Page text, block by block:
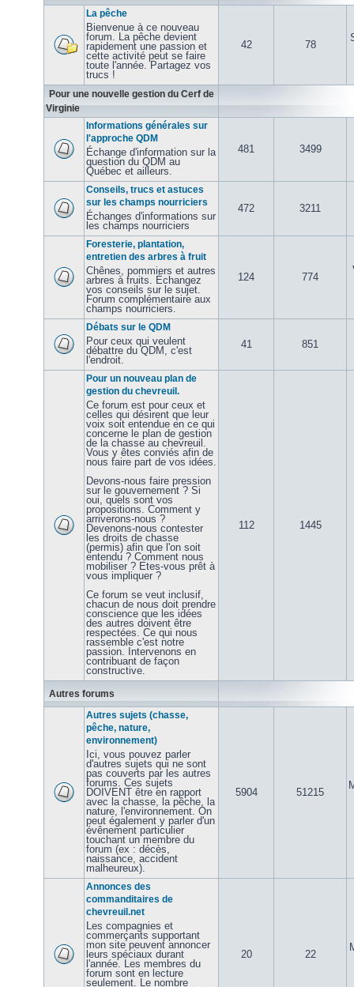
La pêche
Bienvenue à ce nouveau
forum. La pêche devient
rapidement une passion et
cette activité peut se faire
toute l'année. Partagez vos
trucs !
42 78
Pour une nouvelle gestion du Cerf de
Virginie
Informations générales sur
l'approche QDM
Échange d'information sur la
question du QDM au
Québec et ailleurs.
481 3499
Conseils, trucs et astuces
sur les champs nourriciers
Échanges d'informations sur
les champs nourriciers
472 3211
Foresterie, plantation,
entretien des arbres à fruit
Chênes, pommiers et autres
arbres à fruits. Échangez
vos conseils sur le sujet.
Forum complémentaire aux
champs nourriciers.
124 774
Débats sur le QDM
Pour ceux qui veulent
débattre du QDM, c'est
l'endroit.
41 851
Pour un nouveau plan de
gestion du chevreuil.
Ce forum est pour ceux et
celles qui désirent que leur
voix soit entendue en ce qui
concerne le plan de gestion
de la chasse au chevreuil.
Vous y êtes conviés afin de
nous faire part de vos idées.
Devons-nous faire pression
sur le gouvernement ? Si
oui, quels sont vos
propositions. Comment y
arriverons-nous ?
Devenons-nous contester
les droits de chasse
(permis) afin que l'on soit
entendu ? Comment nous
mobiliser ? Etes-vous prêt à
vous impliquer ?
Ce forum se veut inclusif,
chacun de nous doit prendre
conscience que les idées
des autres doivent être
respectées. Ce qui nous
rassemble c'est notre
passion. Intervenons en
contribuant de façon
constructive.
112 1445
Autres forums
Autres sujets (chasse,
pêche, nature,
environnement)
Ici, vous pouvez parler
d'autres sujets qui ne sont
pas couverts par les autres
forums. Ces sujets
DOIVENT être en rapport
avec la chasse, la pêche, la
nature, l'environnement. On
peut également y parler d'un
évênement particulier
touchant un membre du
forum (ex : décès,
naissance, accident
malheureux).
5904 51215
Annonces des
commanditaires de
chevreuil.net
Les compagnies et
commerçants supportant
mon site peuvent annoncer
leurs spéciaux durant
l'année. Les membres du
forum sont en lecture
seulement. Le nombre
20 22